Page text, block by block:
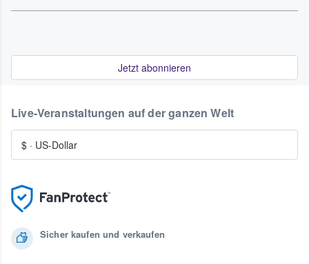
Jetzt abonnieren
Sicher kaufen und verkaufen
Live-Veranstaltungen auf der ganzen Welt
$ · US-Dollar